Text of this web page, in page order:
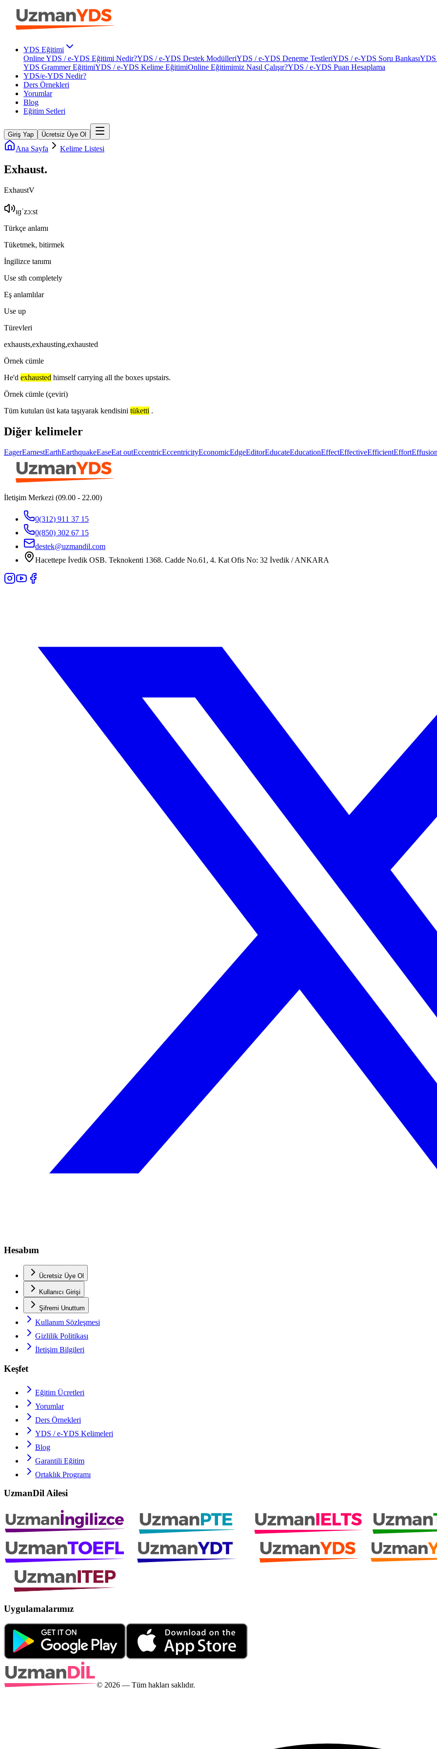
YDS Eğitimi
Online YDS / e-YDS Eğitimi Nedir?YDS / e-YDS Destek ModülleriYDS / e-YDS Deneme TestleriYDS / e-YDS Soru BankasıYDS
YDS Grammer EğitimiYDS / e-YDS Kelime EğitimiOnline Eğitimimiz Nasıl Çalışır?YDS / e-YDS Puan Hesaplama
YDS/e-YDS Nedir?
Ders Örnekleri
Yorumlar
Blog
Eğitim Setleri
Giriş Yap Ücretsiz Üye Ol
Ana Sayfa Kelime Listesi
Exhaust.
ExhaustV
ɪɡˈzɔːst
Türkçe anlamı
Tüketmek, bitirmek
İngilizce tanımı
Use sth completely
Eş anlamlılar
Use up
Türevleri
exhausts,exhausting,exhausted
Örnek cümle
He'd exhausted himself carrying all the boxes upstairs.
Örnek cümle (çeviri)
Tüm kutuları üst kata taşıyarak kendisini tüketti .
Diğer kelimeler
EagerEarnestEarthEarthquakeEaseEat outEccentricEccentricityEconomicEdgeEditorEducateEducationEffectEffectiveEfficientEffortEffusion
İletişim Merkezi (09.00 - 22.00)
0(312) 911 37 15
0(850) 302 67 15
destek@uzmandil.com
Hacettepe İvedik OSB. Teknokenti 1368. Cadde No.61, 4. Kat Ofis No: 32 İvedik / ANKARA
Hesabım
Ücretsiz Üye Ol
Kullanıcı Girişi
Şifremi Unuttum
Kullanım Sözleşmesi
Gizlilik Politikası
İletişim Bilgileri
Keşfet
Eğitim Ücretleri
Yorumlar
Ders Örnekleri
YDS / e-YDS Kelimeleri
Blog
Garantili Eğitim
Ortaklık Programı
UzmanDil Ailesi
Uygulamalarımız
© 2026 — Tüm hakları saklıdır.